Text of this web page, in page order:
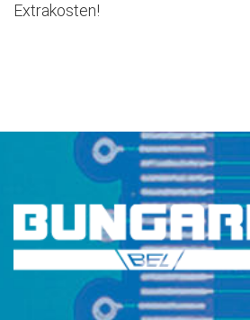
Extrakosten!